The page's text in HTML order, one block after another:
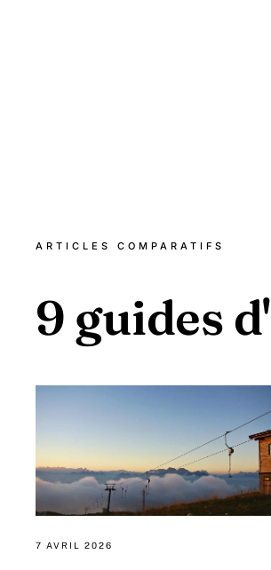
ARTICLES COMPARATIFS
9 guides d'
7 AVRIL 2026